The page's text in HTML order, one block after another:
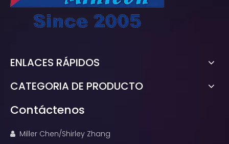
ENLACES RÁPIDOS
CATEGORIA DE PRODUCTO
Contáctenos
 Miller Chen/Shirley Zhang